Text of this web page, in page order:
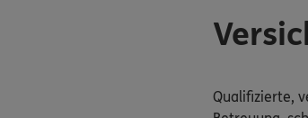
Qualifizierte,